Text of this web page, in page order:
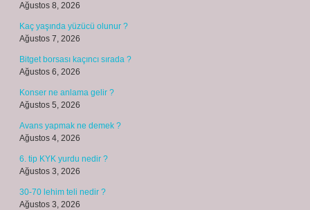
Ağustos 8, 2026
Kaç yaşında yüzücü olunur ?
Ağustos 7, 2026
Bitget borsası kaçıncı sırada ?
Ağustos 6, 2026
Konser ne anlama gelir ?
Ağustos 5, 2026
Avans yapmak ne demek ?
Ağustos 4, 2026
6. tip KYK yurdu nedir ?
Ağustos 3, 2026
30-70 lehim teli nedir ?
Ağustos 3, 2026